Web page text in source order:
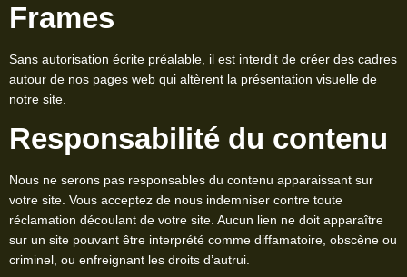
Frames
Sans autorisation écrite préalable, il est interdit de créer des cadres
autour de nos pages web qui altèrent la présentation visuelle de
notre site.
Responsabilité du contenu
Nous ne serons pas responsables du contenu apparaissant sur
votre site. Vous acceptez de nous indemniser contre toute
réclamation découlant de votre site. Aucun lien ne doit apparaître
sur un site pouvant être interprété comme diffamatoire, obscène ou
criminel, ou enfreignant les droits d’autrui.